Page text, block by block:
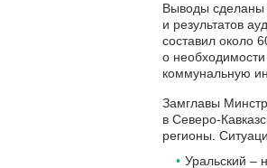
Выводы сделаны
и результатов
составил около
о
коммунальную
Замглавы
в Северо-
регионы.
Уральский –